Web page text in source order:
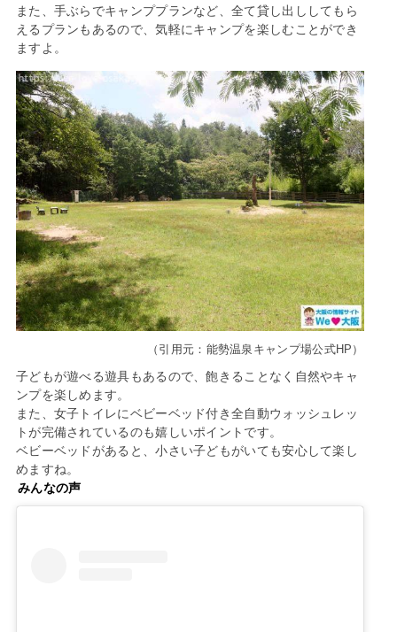
また、手ぶらでキャンププランなど、全て貸し出ししてもら
えるプランもあるので、気軽にキャンプを楽しむことができ
ますよ。
（引用元：能勢温泉キャンプ場公式HP）
子どもが遊べる遊具もあるので、飽きることなく自然やキャ
ンプを楽しめます。
また、女子トイレにベビーベッド付き全自動ウォッシュレッ
トが完備されているのも嬉しいポイントです。
ベビーベッドがあると、小さい子どもがいても安心して楽し
めますね。
みんなの声